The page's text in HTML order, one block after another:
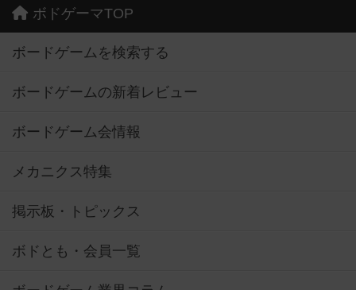
ボドゲーマTOP
ボードゲームを検索する
ボードゲームの新着レビュー
ボードゲーム会情報
メカニクス特集
掲示板・トピックス
ボドとも・会員一覧